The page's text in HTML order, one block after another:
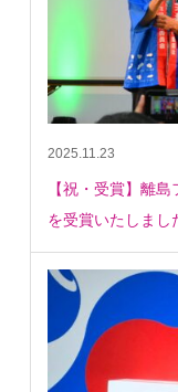
2025.11.23
【祝・受賞】離
を受賞いたしまし